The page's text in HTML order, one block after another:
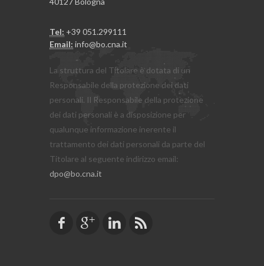
Tel: +39 051.299111
Email: info@bo.cna.it
La struttura del Titolare è dotata di un
Responsabile della protezione dei dati
personali. Il Responsabile della protezione
dei dati personali è a disposizione per
qualunque informazione inerente il
trattamento dei dati personali da parte del
Titolare al seguente indirizzo email:
dpo@bo.cna.it